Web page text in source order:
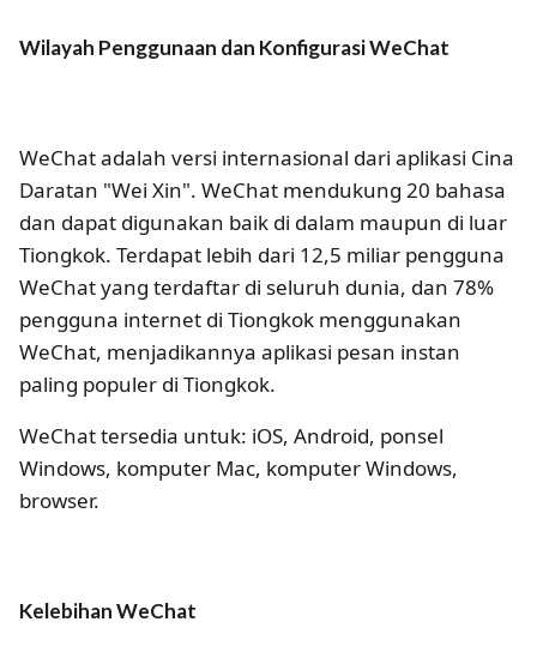
Wilayah Penggunaan dan Konfigurasi WeChat
WeChat adalah versi internasional dari aplikasi Cina
Daratan "Wei Xin". WeChat mendukung 20 bahasa
dan dapat digunakan baik di dalam maupun di luar
Tiongkok. Terdapat lebih dari 12,5 miliar pengguna
WeChat yang terdaftar di seluruh dunia, dan 78%
pengguna internet di Tiongkok menggunakan
WeChat, menjadikannya aplikasi pesan instan
paling populer di Tiongkok.
WeChat tersedia untuk: iOS, Android, ponsel
Windows, komputer Mac, komputer Windows,
browser.
Kelebihan WeChat